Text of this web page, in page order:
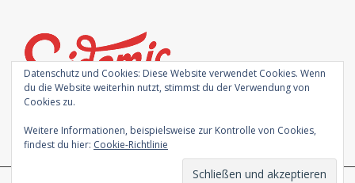
Datenschutz und Cookies: Diese Website verwendet Cookies. Wenn
du die Website weiterhin nutzt, stimmst du der Verwendung von
Cookies zu.
Weitere Informationen, beispielsweise zur Kontrolle von Cookies,
findest du hier: Cookie-Richtlinie